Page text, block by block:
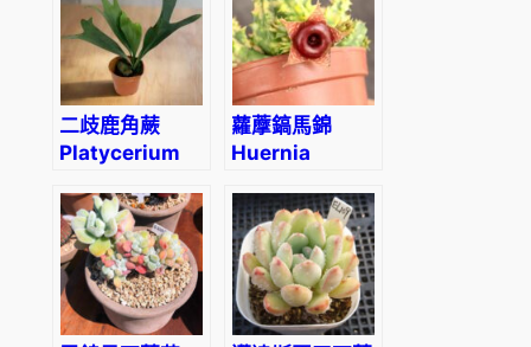
二歧鹿角蕨
Platycerium
蘿藦鎬馬錦
Huernia
Variegata